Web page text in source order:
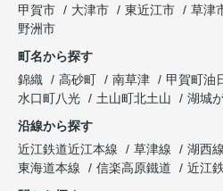
甲賀市
大津市 東近江市 草津
野洲市
町名から探す
錦織
高砂町 南草津 甲賀町油
水口町八光
土山町北土山 湖城
沿線から探す
近江鉄道近江本線
草津線 湖西線
東海道本線
信楽高原鐵道 近江